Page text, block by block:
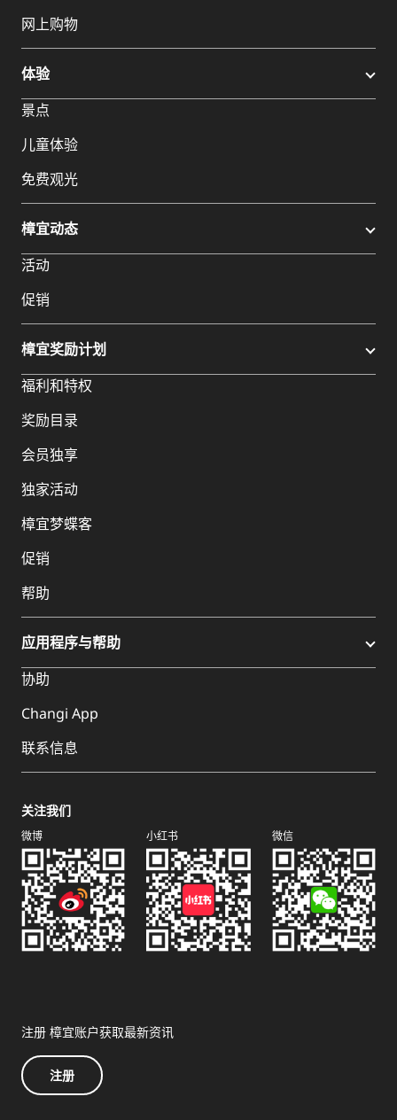
网上购物
体验
景点
儿童体验
免费观光
樟宜动态
活动
促销
樟宜奖励计划
福利和特权
奖励目录
会员独享
独家活动
樟宜梦蝶客
促销
帮助
应用程序与帮助
协助
Changi App
联系信息
关注我们
微博 小红书 微信
注册 樟宜账户获取最新资讯
注册